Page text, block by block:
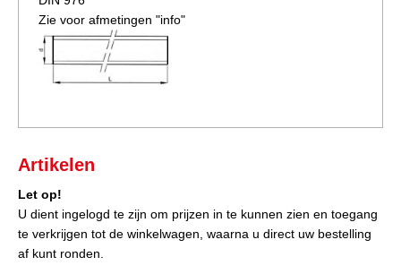
Zie voor afmetingen "info"
Artikelen
Let op!
U dient ingelogd te zijn om prijzen in te kunnen zien en toegang
te verkrijgen tot de winkelwagen, waarna u direct uw bestelling
af kunt ronden.